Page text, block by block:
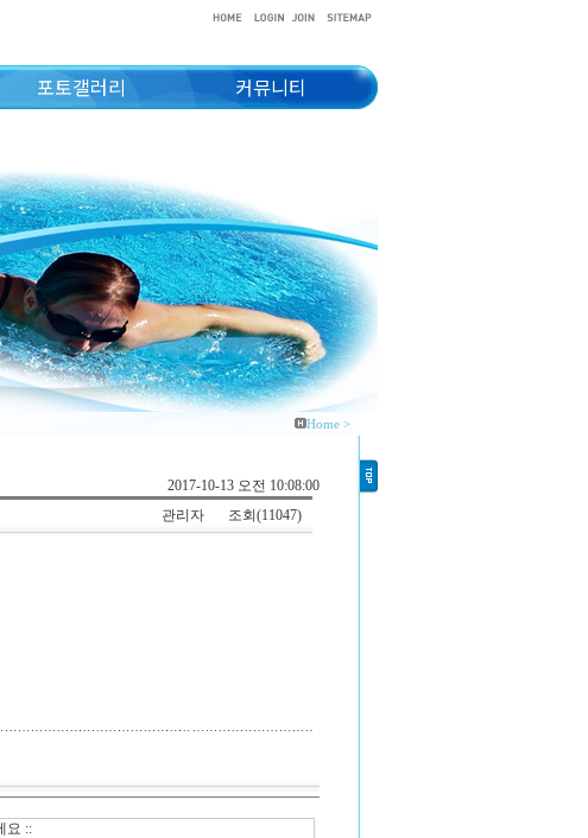
포토갤러리 커뮤니티
Home >
2017-10-13 오전 10:08:00
관리자 조회(11047)
요 ::